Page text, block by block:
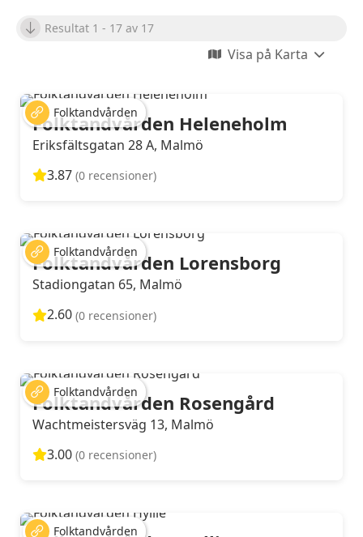
Resultat 1 - 17 av 17
Visa på Karta
Folktandvården
Folktandvården Heleneholm
Eriksfältsgatan 28 A, Malmö
3.87 (0 recensioner)
Folktandvården
Folktandvården Lorensborg
Stadiongatan 65, Malmö
2.60 (0 recensioner)
Folktandvården
Folktandvården Rosengård
Wachtmeistersväg 13, Malmö
3.00 (0 recensioner)
Folktandvården